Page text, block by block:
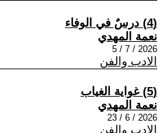
(4) درسٌ في الوفاء
نعمة المهدي
2026 / 7 / 5
الادب والفن
(5) غواية الغياب
نعمة المهدي
2026 / 6 / 23
الادب والفن